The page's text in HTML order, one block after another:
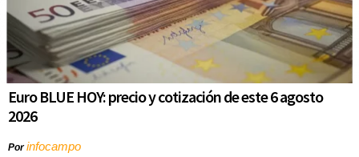
Euro BLUE HOY: precio y cotización de este 6 agosto
2026
Porinfocampo